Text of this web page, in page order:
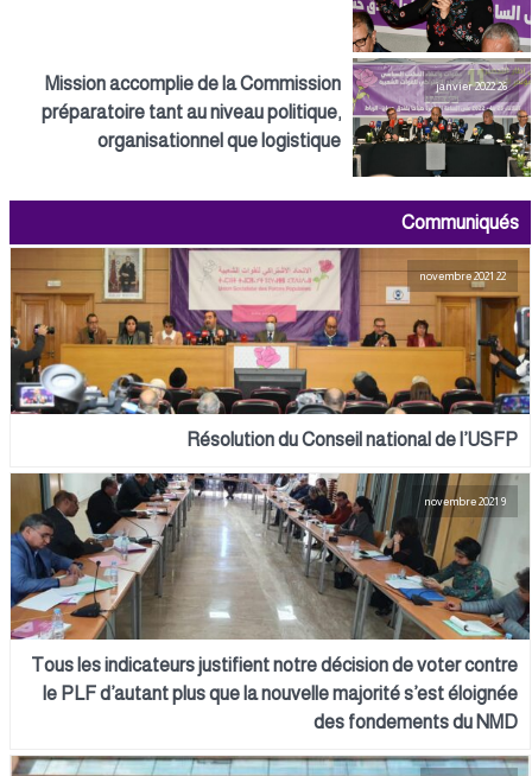
26 janvier 2022
Mission accomplie de la Commission
préparatoire tant au niveau politique,
organisationnel que logistique
Communiqués
22 novembre 2021
Résolution du Conseil national de l’USFP
Tous les indicateurs justifient notre décision de voter contre
le PLF d’autant plus que la nouvelle majorité s’est éloignée
des fondements du NMD